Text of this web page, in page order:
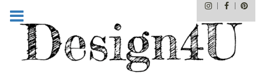
to
content
Instagram